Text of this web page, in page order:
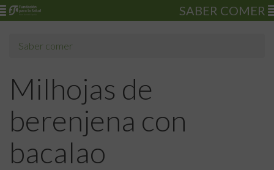
SABER COMER
Saber comer
Milhojas de
berenjena con
bacalao